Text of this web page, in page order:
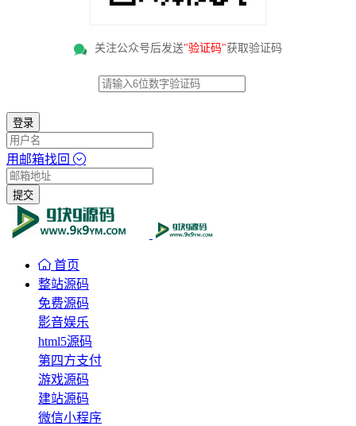
关注公众号后发送"验证码"获取验证码
登录
用邮箱找回
提交
首页
整站源码
免费源码
影音娱乐
html5源码
第四方支付
游戏源码
建站源码
微信小程序